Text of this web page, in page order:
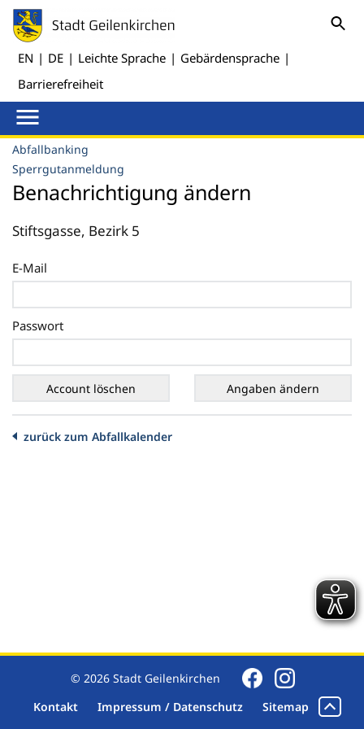
EN | DE | Leichte Sprache | Gebärdensprache |
Barrierefreiheit
Abfallbanking
Sperrgutanmeldung
Benachrichtigung ändern
Stiftsgasse, Bezirk 5
E-Mail
Passwort
zurück zum Abfallkalender
© 2026 Stadt Geilenkirchen
Kontakt
Impressum / Datenschutz Sitemap